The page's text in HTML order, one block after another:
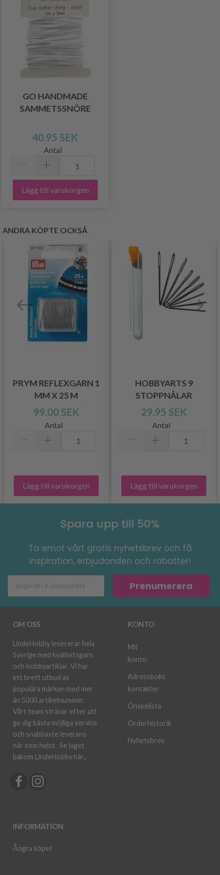
GO HANDMADE
SAMMETSSNÖRE
40.95 SEK
Antal
Lägg till varukorgen
ANDRA KÖPTE OCKSÅ
PRYM REFLEXGARN 1
MM X 25 M
99.00 SEK
Antal
Lägg till varukorgen
HOBBYARTS 9
STOPPNÅLAR
29.95 SEK
Antal
Lägg till varukorgen
Spara upp till 50%
Ta emot vårt gratis nyhetsbrev och få
inspiration, erbjudanden och rabatter!
Prenumerera
OM OSS
LindeHobby levererar hela
Sverige med kvalitetsgarn
och hobbyartiklar. Vi har
ett brett utbud av
populära märken med mer
än 5000 artikelnummer.
Vårt team strävar efter att
ge dig bästa möjliga service
och snabbaste leverans
när som helst. Se laget
bakom LindeHobby här..
INFORMATION
Ångra köpet
KONTO
Mit
konto
Adressboks
kontakter
Önskelista
Orderhistorik
Nyhetsbrev